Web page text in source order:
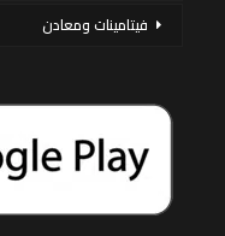
فيتامينات ومعادن